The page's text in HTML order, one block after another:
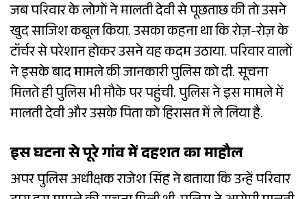
जब परिवार के लोगों ने मालती देवी से पूछताछ की तो उसने
खुद साजिश कबूल किया. उसका कहना था कि रोज़-रोज़ के
टॉर्चर से परेशान होकर उसने यह कदम उठाया. परिवार वालों
ने इसके बाद मामले की जानकारी पुलिस को दी. सूचना
मिलते ही पुलिस भी मौके पर पहुंची. पुलिस ने इस मामले में
मालती देवी और उसके पिता को हिरासत में ले लिया है.
इस घटना से पूरे गांव में दहशत का माहौल
अपर पुलिस अधीक्षक राजेश सिंह ने बताया कि उन्हें परिवार